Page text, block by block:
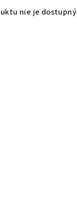
nie je dostupný